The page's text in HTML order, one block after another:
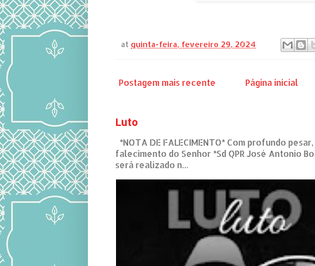
atquinta-feira, fevereiro 29, 2024
Postagem mais recente Página inicial
Luto
*NOTA DE FALECIMENTO* Com profundo
falecimento do Senhor *Sd QPR José Antonio
será realizado n...